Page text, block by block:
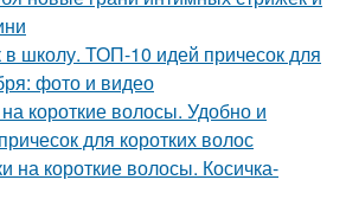
в школу. ТОП-10 идей причесок для
фото и видео
короткие волосы. Удобно и
для коротких волос
на короткие волосы. Косичка-